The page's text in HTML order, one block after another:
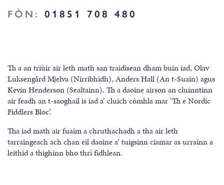
FÒN: 01851 708 480
Th a an triùir air leth math san traidisean dham buin iad, Olav
Luksengård Mjelva (Nirribhidh), Anders Hall (An t-Suain) agus
Kevin Henderson (Sealtainn). Th a daoine airson an cluinntinn
air feadh an t-saoghail is iad a’ cluich còmhla mar ‘Th e Nordic
Fiddlers Bloc’.
Tha iad math air fuaim a chruthachadh a tha air leth
tarraingeach ach chan eil daoine a’ tuigsinn ciamar as urrainn a
leithid a thighinn bho thrì fìdhlean.